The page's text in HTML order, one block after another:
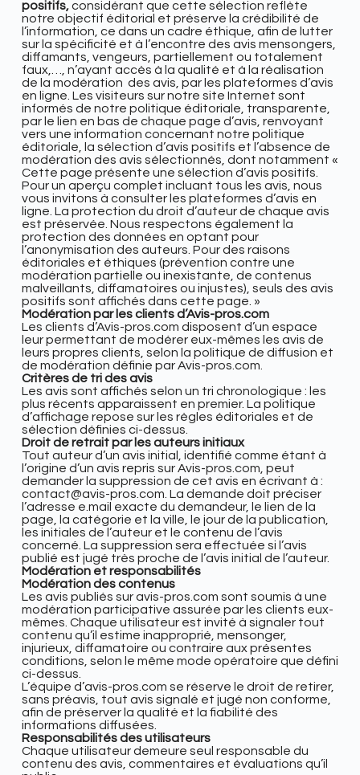
positifs,considérant que cette sélection reflète
notre objectif éditorial et préserve la crédibilité de
l’information, ce dans un cadre éthique, afin de lutter
sur la spécificité et à l’encontre des avis mensongers,
diffamants, vengeurs, partiellement ou totalement
faux,…, n’ayant accès à la qualité et à la réalisation
de la modération des avis, par les plateformes d’avis
en ligne. Les visiteurs sur notre site Internet sont
informés de notre politique éditoriale, transparente,
par le lien en bas de chaque page d’avis, renvoyant
vers une information concernant notre politique
éditoriale, la sélection d’avis positifs et l’absence de
modération des avis sélectionnés, dont notamment «
Cette page présente une sélection d’avis positifs.
Pour un aperçu complet incluant tous les avis, nous
vous invitons à consulter les plateformes d’avis en
ligne. La protection du droit d’auteur de chaque avis
est préservée. Nous respectons également la
protection des données en optant pour
l’anonymisation des auteurs. Pour des raisons
éditoriales et éthiques (prévention contre une
modération partielle ou inexistante, de contenus
malveillants, diffamatoires ou injustes), seuls des avis
positifs sont affichés dans cette page. »
Modération par les clients d’Avis-pros.com
Les clients d’Avis-pros.com disposent d’un espace
leur permettant de modérer eux-mêmes les avis de
leurs propres clients, selon la politique de diffusion et
de modération définie par Avis-pros.com.
Critères de tri des avis
Les avis sont affichés selon un tri chronologique : les
plus récents apparaissent en premier. La politique
d’affichage repose sur les règles éditoriales et de
sélection définies ci-dessus.
Droit de retrait par les auteurs initiaux
Tout auteur d’un avis initial, identifié comme étant à
l’origine d’un avis repris sur Avis-pros.com, peut
demander la suppression de cet avis en écrivant à :
contact@avis-pros.com. La demande doit préciser
l’adresse e.mail exacte du demandeur, le lien de la
page, la catégorie et la ville, le jour de la publication,
les initiales de l’auteur et le contenu de l’avis
concerné. La suppression sera effectuée si l’avis
publié est jugé très proche de l’avis initial de l’auteur.
Modération et responsabilités
Modération des contenus
Les avis publiés suravis-pros.com sont soumis à une
modération participative assurée par les clients eux-
mêmes. Chaque utilisateur est invité à signaler tout
contenu qu’il estime inapproprié, mensonger,
injurieux, diffamatoire ou contraire aux présentes
conditions, selon le même mode opératoire que défini
ci-dessus.
L’équipe d’avis-pros.com se réserve le droit de retirer,
sans préavis, tout avis signalé et jugé non conforme,
afin de préserver la qualité et la fiabilité des
informations diffusées.
Responsabilités des utilisateurs
Chaque utilisateur demeure seul responsable du
contenu des avis, commentaires et évaluations qu’il